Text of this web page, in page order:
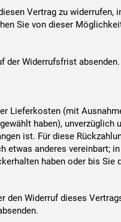
Vertrag zu widerrufen,
Sie von dieser
der Widerrufsfrist absenden.
Lieferkosten (mit
haben), unverzüglich
ist. Für diese
etwas anderes vereinbart;
haben oder bis Sie
den Widerruf dieses